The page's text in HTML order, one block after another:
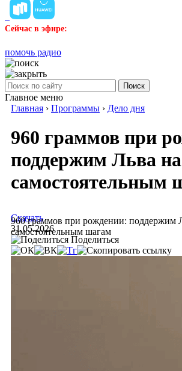
Сейчас в эфире:
помочь радио
Поиск
Главное меню
Главная › Программы › Дело дня
960 граммов при
поддержим Льва
самостоятельным
960 граммов при рождении: поддержим
самостоятельным шагам
Скачать
31.05.2026
Поделиться